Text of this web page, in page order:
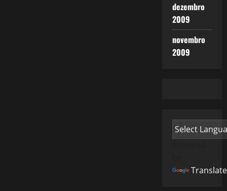
dezembro
2009
novembro
2009
Translate